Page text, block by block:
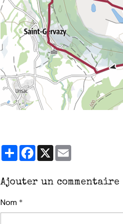
PartagerFacebook
X
Ajouter un commentaire
Nom